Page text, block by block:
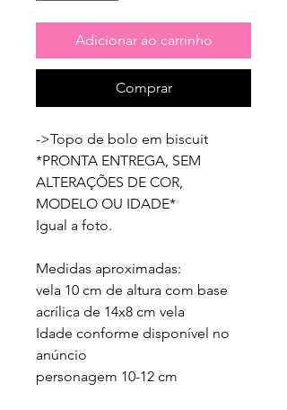
Adicionar ao carrinho
Comprar
->Topo de bolo em biscuit
*PRONTA ENTREGA, SEM
ALTERAÇÕES DE COR,
MODELO OU IDADE*
Igual a foto.
Medidas aproximadas:
vela 10 cm de altura com base
acrílica de 14x8 cm vela
Idade conforme disponível no
anúncio
personagem 10-12 cm